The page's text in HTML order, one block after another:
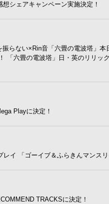
シェアキャンペーン実施決定！
らない×Rin音「六畳の電波塔」
「六畳の電波塔」日・英のリリッ
Playに決定！
イ 「ゴーイブ＆ふらきんマンスリ
TRACKSに決定！